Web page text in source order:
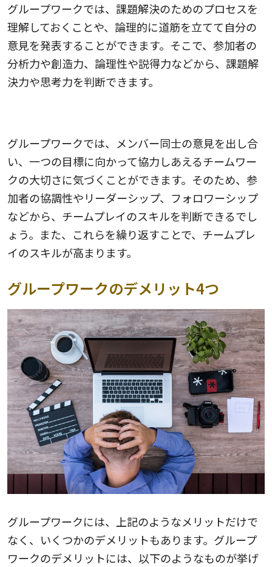
グループワークでは、課題解決のためのプロセスを
理解しておくことや、論理的に道筋を立てて自分の
意見を発表することができます。そこで、参加者の
分析力や創造力、論理性や説得力などから、課題解
決力や思考力を判断できます。
グループワークでは、メンバー同士の意見を出し合
い、一つの目標に向かって協力しあえるチームワー
クの大切さに気づくことができます。そのため、参
加者の協調性やリーダーシップ、フォロワーシップ
などから、チームプレイのスキルを判断できるでし
ょう。また、これらを繰り返すことで、チームプレ
イのスキルが高まります。
グループワークのデメリット4つ
グループワークには、上記のようなメリットだけで
なく、いくつかのデメリットもあります。グループ
ワークのデメリットには、以下のようなものが挙げ